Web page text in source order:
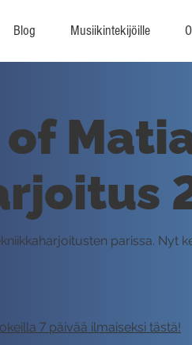
Blog Musiikintekijöille
parissa. Nyt
7 päivää ilmaiseksi tästä!